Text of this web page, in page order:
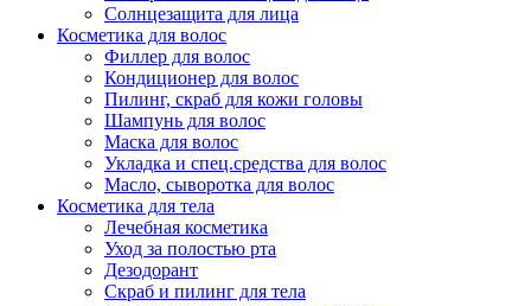
Солнцезащита для лица
Косметика для волос
Филлер для волос
Кондиционер для волос
Пилинг, скраб для кожи головы
Шампунь для волос
Маска для волос
Укладка и спец.средства для волос
Масло, сыворотка для волос
Косметика для тела
Лечебная косметика
Уход за полостью рта
Дезодорант
Скраб и пилинг для тела